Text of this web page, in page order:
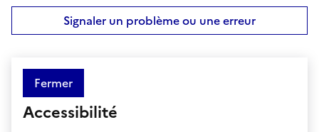
Signaler un problème ou une erreur
Fermer
Accessibilité